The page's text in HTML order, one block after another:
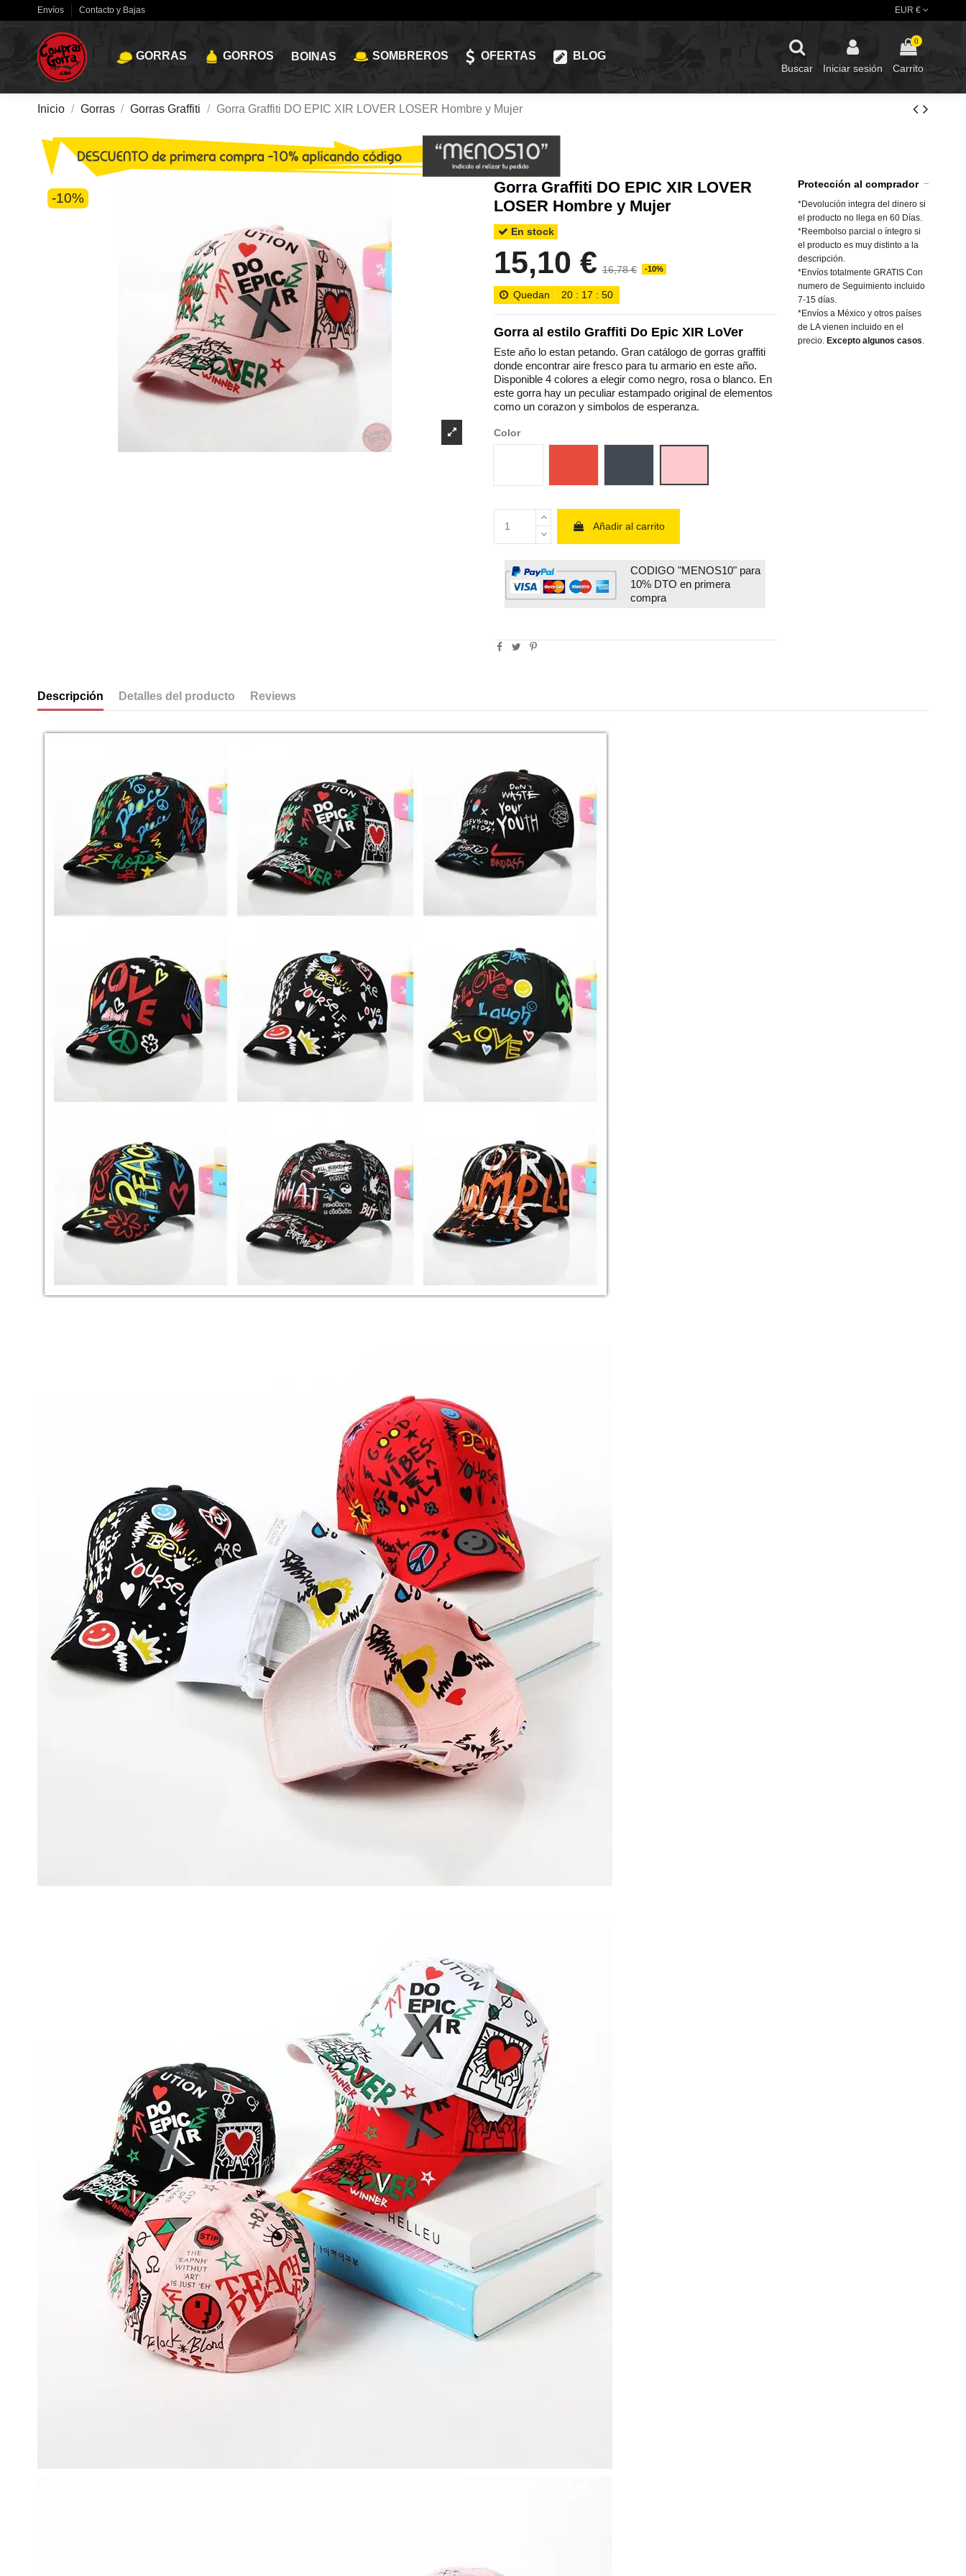
Envíos Contacto y Bajas EUR €
GORRAS GORROS BOINAS SOMBREROS OFERTAS BLOG
Buscar Iniciar sesión
0
Carrito
Inicio Gorras Gorras Graffiti Gorra Graffiti DO EPIC XIR LOVER LOSER Hombre y Mujer
-10%
Gorra Graffiti DO EPIC XIR LOVER
LOSER Hombre y Mujer
En stock
15,10 € 16,78 € -10%
Quedan 20 : 17 :47
Gorra al estilo Graffiti Do Epic XIR LoVer
Este año lo estan petando. Gran catálogo de gorras graffiti
donde encontrar aire fresco para tu armario en este año.
Disponible 4 colores a elegir como negro, rosa o blanco. En
este gorra hay un peculiar estampado original de elementos
como un corazon y simbolos de esperanza.
Color
Añadir al carrito
CODIGO "MENOS10" para
10% DTO en primera
compra
Protección al comprador
*Devolución integra del dinero si
el producto no llega en 60 Días.
*Reembolso parcial o íntegro si
el producto es muy distinto a la
descripción.
*Envíos totalmente GRATIS Con
numero de Seguimiento incluido
7-15 días.
*Envíos a México y otros países
de LA vienen incluido en el
precio.Excepto algunos casos
Descripción Detalles del producto Reviews